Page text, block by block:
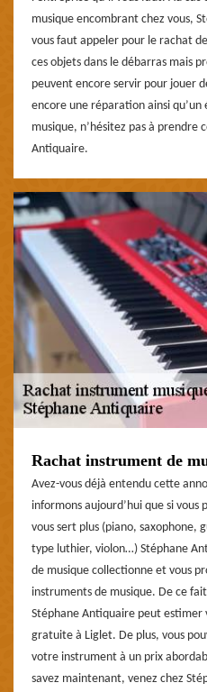
musique encombrant chez vous,
vous faut appeler pour le rachat
ces objets dans le débarras mais
peuvent encore servir pour jouer
encore une réparation ainsi qu’un
musique, n’hésitez pas à prendre
Antiquaire.
Rachat instrument de
Avez-vous déjà entendu cette
informons aujourd’hui que si vous
vous sert plus (piano,
type luthier, violon…) Stéphane
de musique collectionne et vous
instruments de musique. De ce
Stéphane Antiquaire peut
gratuite à Liglet. De plus, vous
votre instrument à un prix
savez maintenant, venez chez